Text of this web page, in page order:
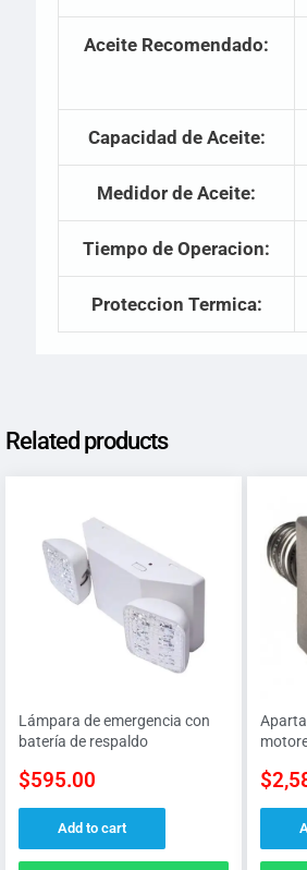
Aceite Recomendado:
Capacidad de Aceite:
Medidor de Aceite:
Tiempo de Operacion:
Proteccion Termica:
Related products
Lámpara de emergencia con
batería de respaldo
$595.00
Add to cart
$